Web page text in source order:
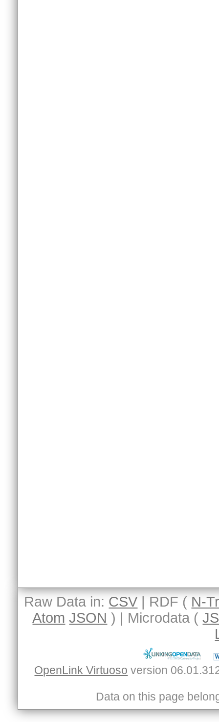
Raw Data in: CSV | RDF ( N-
Atom JSON ) | Microdata (
OpenLink Virtuoso
Data on this page